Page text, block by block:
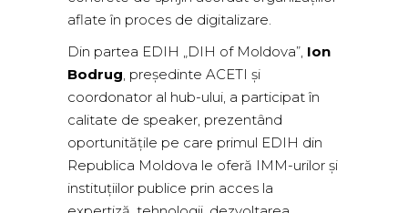
aflate în proces de digitalizare.
Din partea EDIH „DIH of Moldova”, Ion
Bodrug , președinte ACETI și
coordonator al hub-ului, a participat în
calitate de speaker, prezentând
oportunitățile pe care primul EDIH din
Republica Moldova le oferă IMM-urilor și
instituțiilor publice prin acces la